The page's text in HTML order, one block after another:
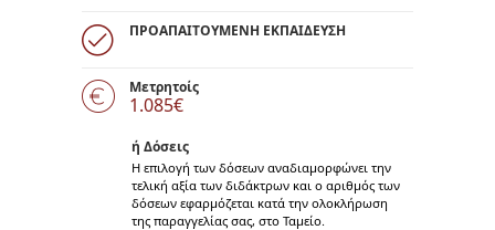
ΠΡΟΑΠΑΙΤΟΥΜΕΝΗ ΕΚΠΑΙΔΕΥΣΗ
Μετρητοίς
1.085€
ή Δόσεις
Η επιλογή των δόσεων αναδιαμορφώνει την
τελική αξία των διδάκτρων και o αριθμός των
δόσεων εφαρμόζεται κατά την ολοκλήρωση
της παραγγελίας σας, στο Ταμείο.